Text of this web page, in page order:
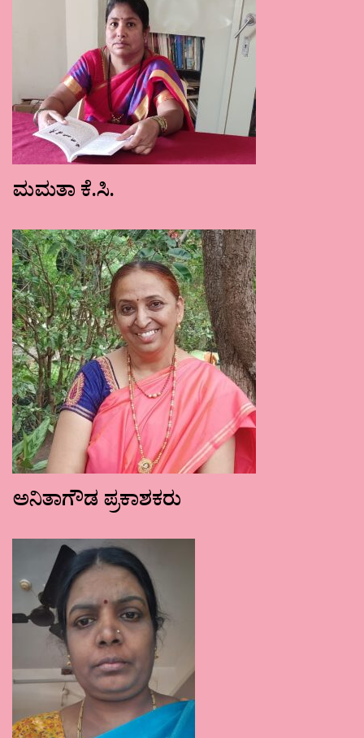
ಮಮತಾ ಕೆ.ಸಿ.
ಅನಿತಾಗೌಡ ಪ್ರಕಾಶಕರು